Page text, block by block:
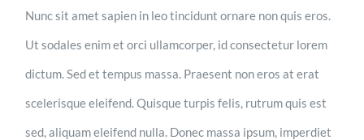
Nunc sit amet sapien in leo tincidunt ornare non quis eros.
Ut sodales enim et orci ullamcorper, id consectetur lorem
dictum. Sed et tempus massa. Praesent non eros at erat
scelerisque eleifend. Quisque turpis felis, rutrum quis est
sed, aliquam eleifend nulla. Donec massa ipsum, imperdiet